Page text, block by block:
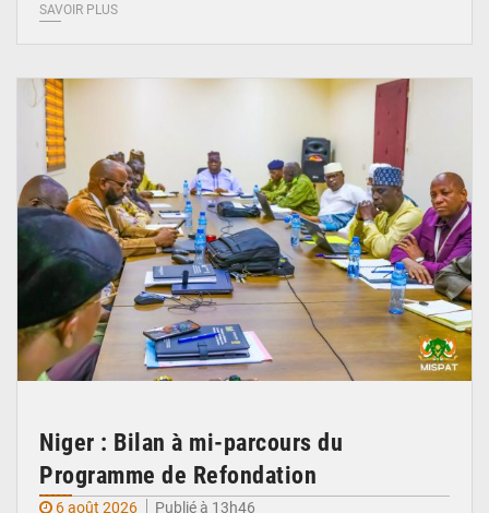
SAVOIR PLUS
Niger : Bilan à mi-parcours du
Programme de Refondation
6 août 2026 Publié à 13h46